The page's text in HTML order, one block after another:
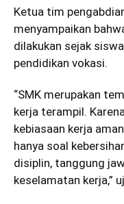
Ketua tim
menyampaikan
dilakukan sejak
pendidikan vokasi.
“SMK merupakan
kerja terampil.
kebiasaan kerja
hanya soal
disiplin, tanggung
keselamatan kerja,”